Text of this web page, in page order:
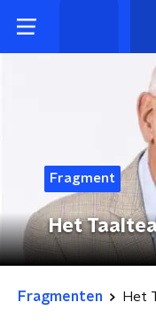
Fragment
Het
Fragmenten Het